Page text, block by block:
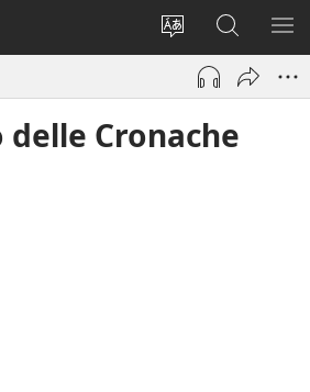
Modificare
lingua
sito
Accedi
(apre
finestra)
Cerca
JW.ORG
Cronache